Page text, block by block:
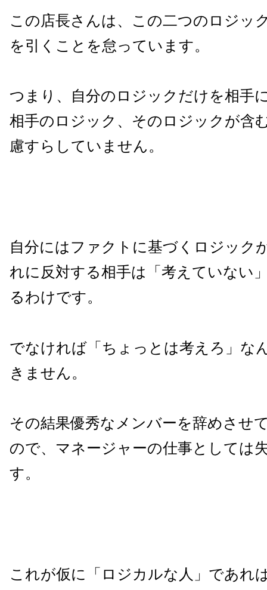
この店長さんは、この二つのロジッ
を引くことを怠っています。
つまり、自分のロジックだけを相手
相手のロジック、そのロジックが含
慮すらしていません。
自分にはファクトに基づくロジック
れに反対する相手は「考えていない
るわけです。
でなければ「ちょっとは考えろ」な
きません。
その結果優秀なメンバーを辞めさせ
ので、マネージャーの仕事としては
す。
これが仮に「ロジカルな人」であれ